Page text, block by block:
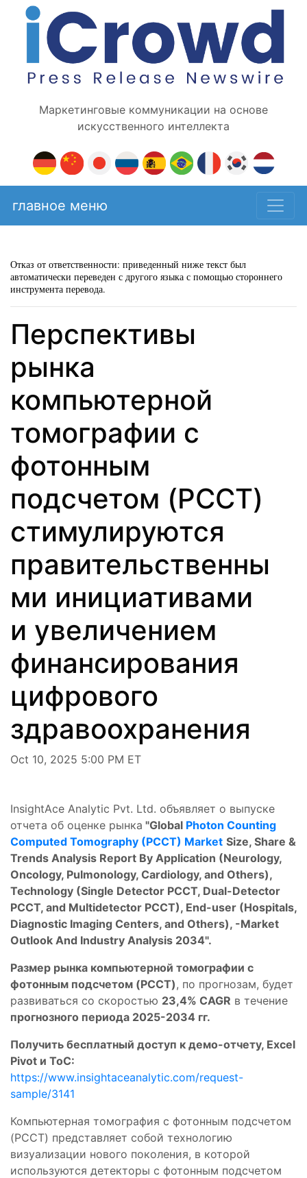
Маркетинговые коммуникации на основе
искусственного интеллекта
главное меню
Отказ от ответственности: приведенный ниже текст был
автоматически переведен с другого языка с помощью стороннего
инструмента перевода.
Перспективы
рынка
компьютерной
томографии с
фотонным
подсчетом (PCCT)
стимулируются
правительственны
ми инициативами
и увеличением
финансирования
цифрового
здравоохранения
Oct 10, 2025 5:00 PM ET
InsightAce Analytic Pvt. Ltd. объявляет о выпуске
отчета об оценке рынка "Global Photon Counting
Computed Tomography (PCCT) Market Size, Share &
Trends Analysis Report By Application (Neurology,
Oncology, Pulmonology, Cardiology, and Others),
Technology (Single Detector PCCT, Dual-Detector
PCCT, and Multidetector PCCT), End-user (Hospitals,
Diagnostic Imaging Centers, and Others), -Market
Outlook And Industry Analysis 2034".
Размер рынка компьютерной томографии с
фотонным подсчетом (PCCT), по прогнозам, будет
развиваться со скоростью 23,4% CAGR в течение
прогнозного периода 2025-2034 гг.
Получить бесплатный доступ к демо-отчету, Excel
Pivot и ToC:
https://www.insightaceanalytic.com/request-
sample/3141
Компьютерная томография с фотонным подсчетом
(PCCT) представляет собой технологию
визуализации нового поколения, в которой
используются детекторы с фотонным подсчетом